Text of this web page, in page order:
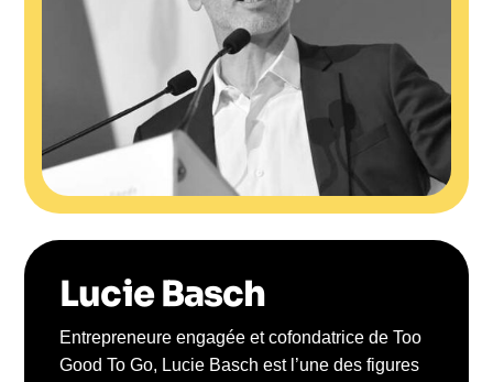
Lucie Basch
Entrepreneure engagée et cofondatrice de Too
Good To Go, Lucie Basch est l’une des figures